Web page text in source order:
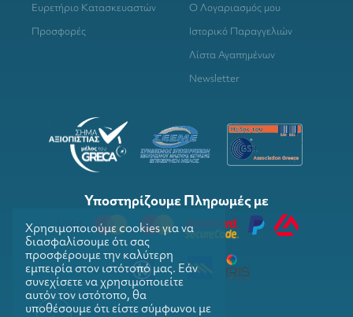
Ευρετήριο Κατασκευαστών
Προσφορές
Ο Λογαριασμός μου
Ιστορικό Παραγγελιών
Λίστα Αγαπημένων
Newsletter
Υποστηρίζουμε Πληρωμές με
Χρησιμοποιούμε cookies για να
διασφαλίσουμε ότι σας
προσφέρουμε την καλύτερη
εμπειρία στον ιστότοπό μας. Εάν
συνεχίσετε να χρησιμοποιείτε
αυτόν τον ιστότοπο, θα
υποθέσουμε ότι είστε σύμφωνοι με